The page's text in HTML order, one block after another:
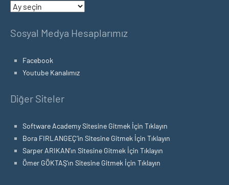
Arşivler
Sosyal Medya Hesaplarımız
Facebook
Youtube Kanalımız
Diğer Siteler
Software Academy Sitesine Gitmek İçin Tıklayın
Bora FIRLANGEÇ’in Sitesine Gitmek İçin Tıklayın
Sarper ARIKAN’ın Sitesine Gitmek İçin Tıklayın
Ömer GÖKTAŞ’ın Sitesine Gitmek İçin Tıklayın